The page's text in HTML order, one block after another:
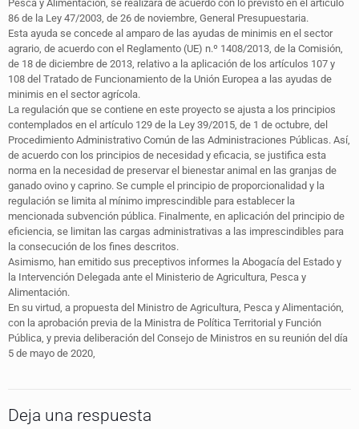
Pesca y Alimentación, se realizará de acuerdo con lo previsto en el artículo
86 de la Ley 47/2003, de 26 de noviembre, General Presupuestaria.
Esta ayuda se concede al amparo de las ayudas de minimis en el sector
agrario, de acuerdo con el Reglamento (UE) n.º 1408/2013, de la Comisión,
de 18 de diciembre de 2013, relativo a la aplicación de los artículos 107 y
108 del Tratado de Funcionamiento de la Unión Europea a las ayudas de
minimis en el sector agrícola.
La regulación que se contiene en este proyecto se ajusta a los principios
contemplados en el artículo 129 de la Ley 39/2015, de 1 de octubre, del
Procedimiento Administrativo Común de las Administraciones Públicas. Así,
de acuerdo con los principios de necesidad y eficacia, se justifica esta
norma en la necesidad de preservar el bienestar animal en las granjas de
ganado ovino y caprino. Se cumple el principio de proporcionalidad y la
regulación se limita al mínimo imprescindible para establecer la
mencionada subvención pública. Finalmente, en aplicación del principio de
eficiencia, se limitan las cargas administrativas a las imprescindibles para
la consecución de los fines descritos.
Asimismo, han emitido sus preceptivos informes la Abogacía del Estado y
la Intervención Delegada ante el Ministerio de Agricultura, Pesca y
Alimentación.
En su virtud, a propuesta del Ministro de Agricultura, Pesca y Alimentación,
con la aprobación previa de la Ministra de Política Territorial y Función
Pública, y previa deliberación del Consejo de Ministros en su reunión del día
5 de mayo de 2020,
Deja una respuesta